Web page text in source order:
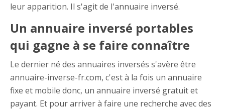
leur apparition. Il s'agit de l'annuaire inversé.
Un annuaire inversé portables
qui gagne à se faire connaître
Le dernier né des annuaires inversés s'avère être
annuaire-inverse-fr.com, c'est à la fois un annuaire
fixe et mobile donc, un annuaire inversé gratuit et
payant. Et pour arriver à faire une recherche avec des